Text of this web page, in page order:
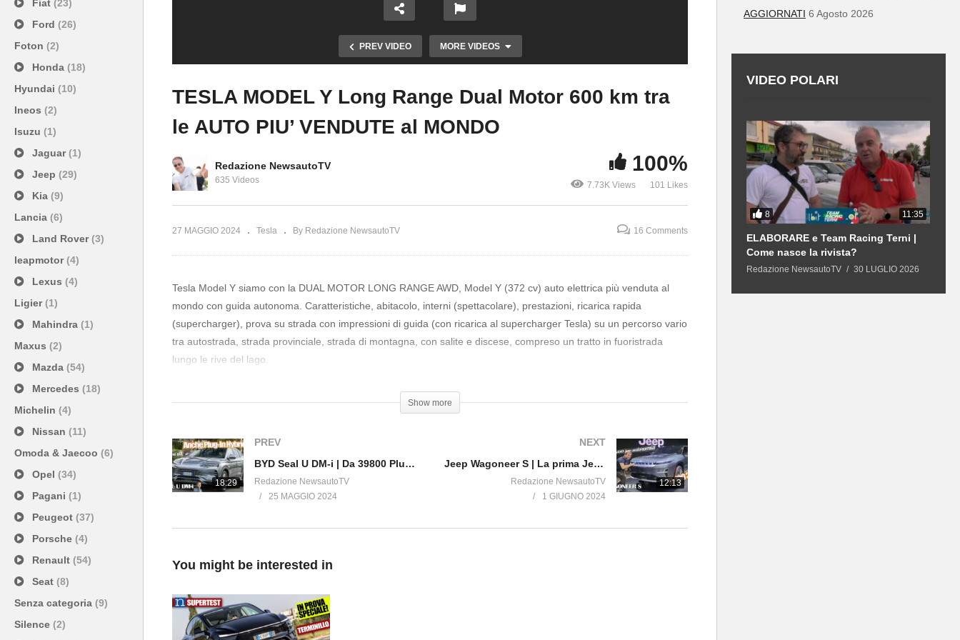
Fiat (23)
Ford (26)
Foton (2)
Honda (18)
Hyundai (10)
Ineos (2)
Isuzu (1)
Jaguar(1)
Jeep (29)
Kia (9)
Lancia (6)
Land Rover(3)
leapmotor(4)
Lexus (4)
Ligier(1)
Mahindra (1)
Maxus (2)
Mazda (54)
Mercedes (18)
Michelin (4)
Nissan (11)
Omoda & Jaecoo (6)
Opel (34)
Pagani (1)
Peugeot (37)
Porsche (4)
Renault (54)
Seat (8)
Senza categoria (9)
Silence (2)
PREV VIDEO MORE VIDEOS
Copy Embed Code
PIU’ VENDUTE al MONDO
TESLA MODEL Y Long Range Dual Motor 600 km tra
le AUTO PIU’ VENDUTE al MONDO
Redazione NewsautoTV
635 Videos
100%
7.73K Views 101 Likes
27 MAGGIO 2024 Tesla By Redazione NewsautoTV 16 Comments
Tesla Model Y siamo con la DUAL MOTOR LONG RANGE AWD, Model Y (372 cv) auto elettrica più venduta al
mondo con guida autonoma. Caratteristiche, abitacolo, interni (spettacolare), prestazioni, ricarica rapida
(supercharger), prova su strada con impressioni di guida (con ricarica al supercharger Tesla) su un percorso vario
tra autostrada, strada provinciale, strada di montagna, con salite e discese, compreso un tratto in fuoristrada
lungo le rive del lago.
00:00 Tesla Model Y LONG RANGE DUAL MOTOR
00:30 percorso di prova
00:50 interni, abitacolo
01:50 intrattenimento
02:00 comandi
02:12 hi-fi
02:28 comandi
Show more
18:29
PREV
BYD Seal U DM-i | Da 39800 Plug-In Hybrid come va questo SUV più piacevole della variante elettrica?
Redazione NewsautoTV
25 MAGGIO 2024
12:13
NEXT
Jeep Wagoneer S | La prima Jeep 4×4 elettrica che scatta da ferma come una Supercar in 3,5 secondi!
Redazione NewsautoTV
1 GIUGNO 2024
You might be interested in
AGGIORNATI 6 Agosto 2026
VIDEO POLARI
Renault CLIO ECO-G | GPL e
automatica a meno di 21 mila €, sarà
8 11:35
ELABORARE e Team Racing Terni |
Come nasce la rivista?
Redazione NewsautoTV 30 LUGLIO 2026